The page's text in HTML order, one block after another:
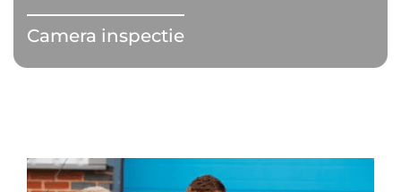
Camera inspectie